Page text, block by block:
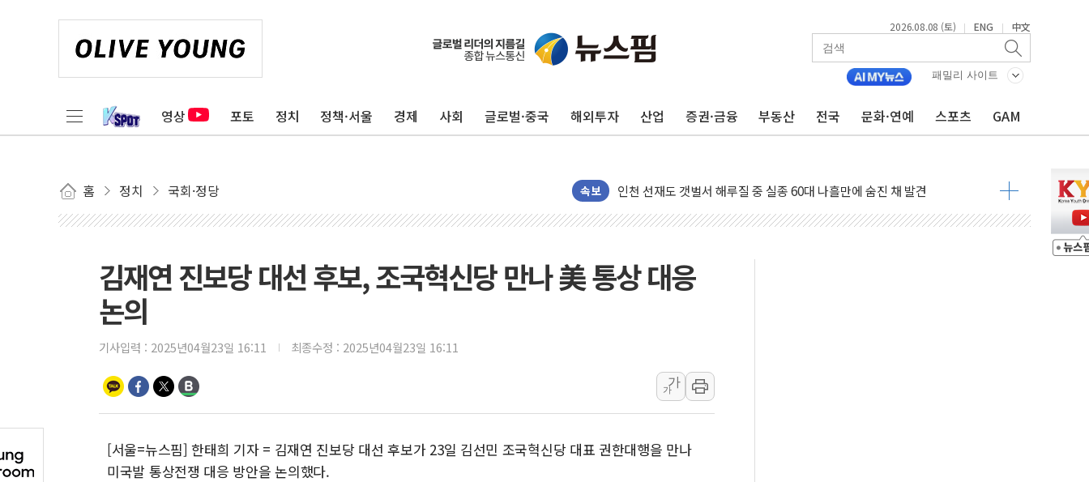
2026.08.08 (토) | ENG | 中文
패밀리 사이트
영상 포토 정치 정책·서울 경제 사회 글로벌·중국 해외투자 산업 증권·금융 부동산 전국 문화·연예 스포츠 GAM
홈 정치 국회·정당 속보
여수 오동도 인근 해상서 모터보트 전복…1명 사망·1명 실종
추미애, '위안부' 피해자 기림의 날 참석..."국제적 시민 연대로 목소리 내야"
인천서 말다툼 중 어머니 흉기 살해 10대 아들 체포
'화합' 꺼낸 김민석에 '뻔뻔' 받아친 정청래…제주 연설서 신경전 고조
동해중부 전 해상 풍랑주의보…10일까지 최대 3.5m 높은 물결
연일 폭염에 온열질환 사망 23명…정부, 비상대응기구 가동
강원 중·남부 동해안 시간당 50mm 이상 폭우…호우경보 발효
청양 밭에서 일하던 90대 숨져…온열질환 여부 조사
李대통령, 'ISA·주가누르기 방지법' 전면 재검토 지시
김재연 진보당 대선 후보, 조국혁신당 만나 美 통상 대응
논의
기사입력 : 2025년04월23일 16:11 최종수정 : 2025년04월23일 16:11
가
가
[서울=뉴스핌] 한태희 기자 = 김재연 진보당 대선 후보가 23일 김선민 조국혁신당 대표 권한대행을 만나
미국발 통상전쟁 대응 방안을 논의했다.